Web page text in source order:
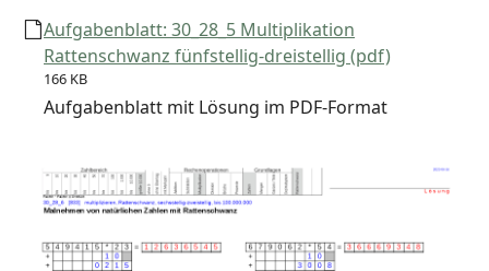
Aufgabenblatt: 30_28_5 Multiplikation
Rattenschwanz fünfstellig-dreistellig (pdf)
166 KB
Aufgabenblatt mit Lösung im PDF-Format